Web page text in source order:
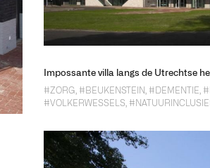
Impossante villa langs de Utrechtse
#ZORG, #BEUKENSTEIN, #DEMENTIE,
#VOLKERWESSELS,